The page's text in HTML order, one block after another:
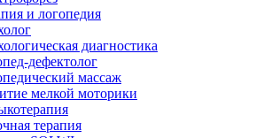
и логопедия
диагностика
дефектолог
массаж
мелкой моторики
терапия